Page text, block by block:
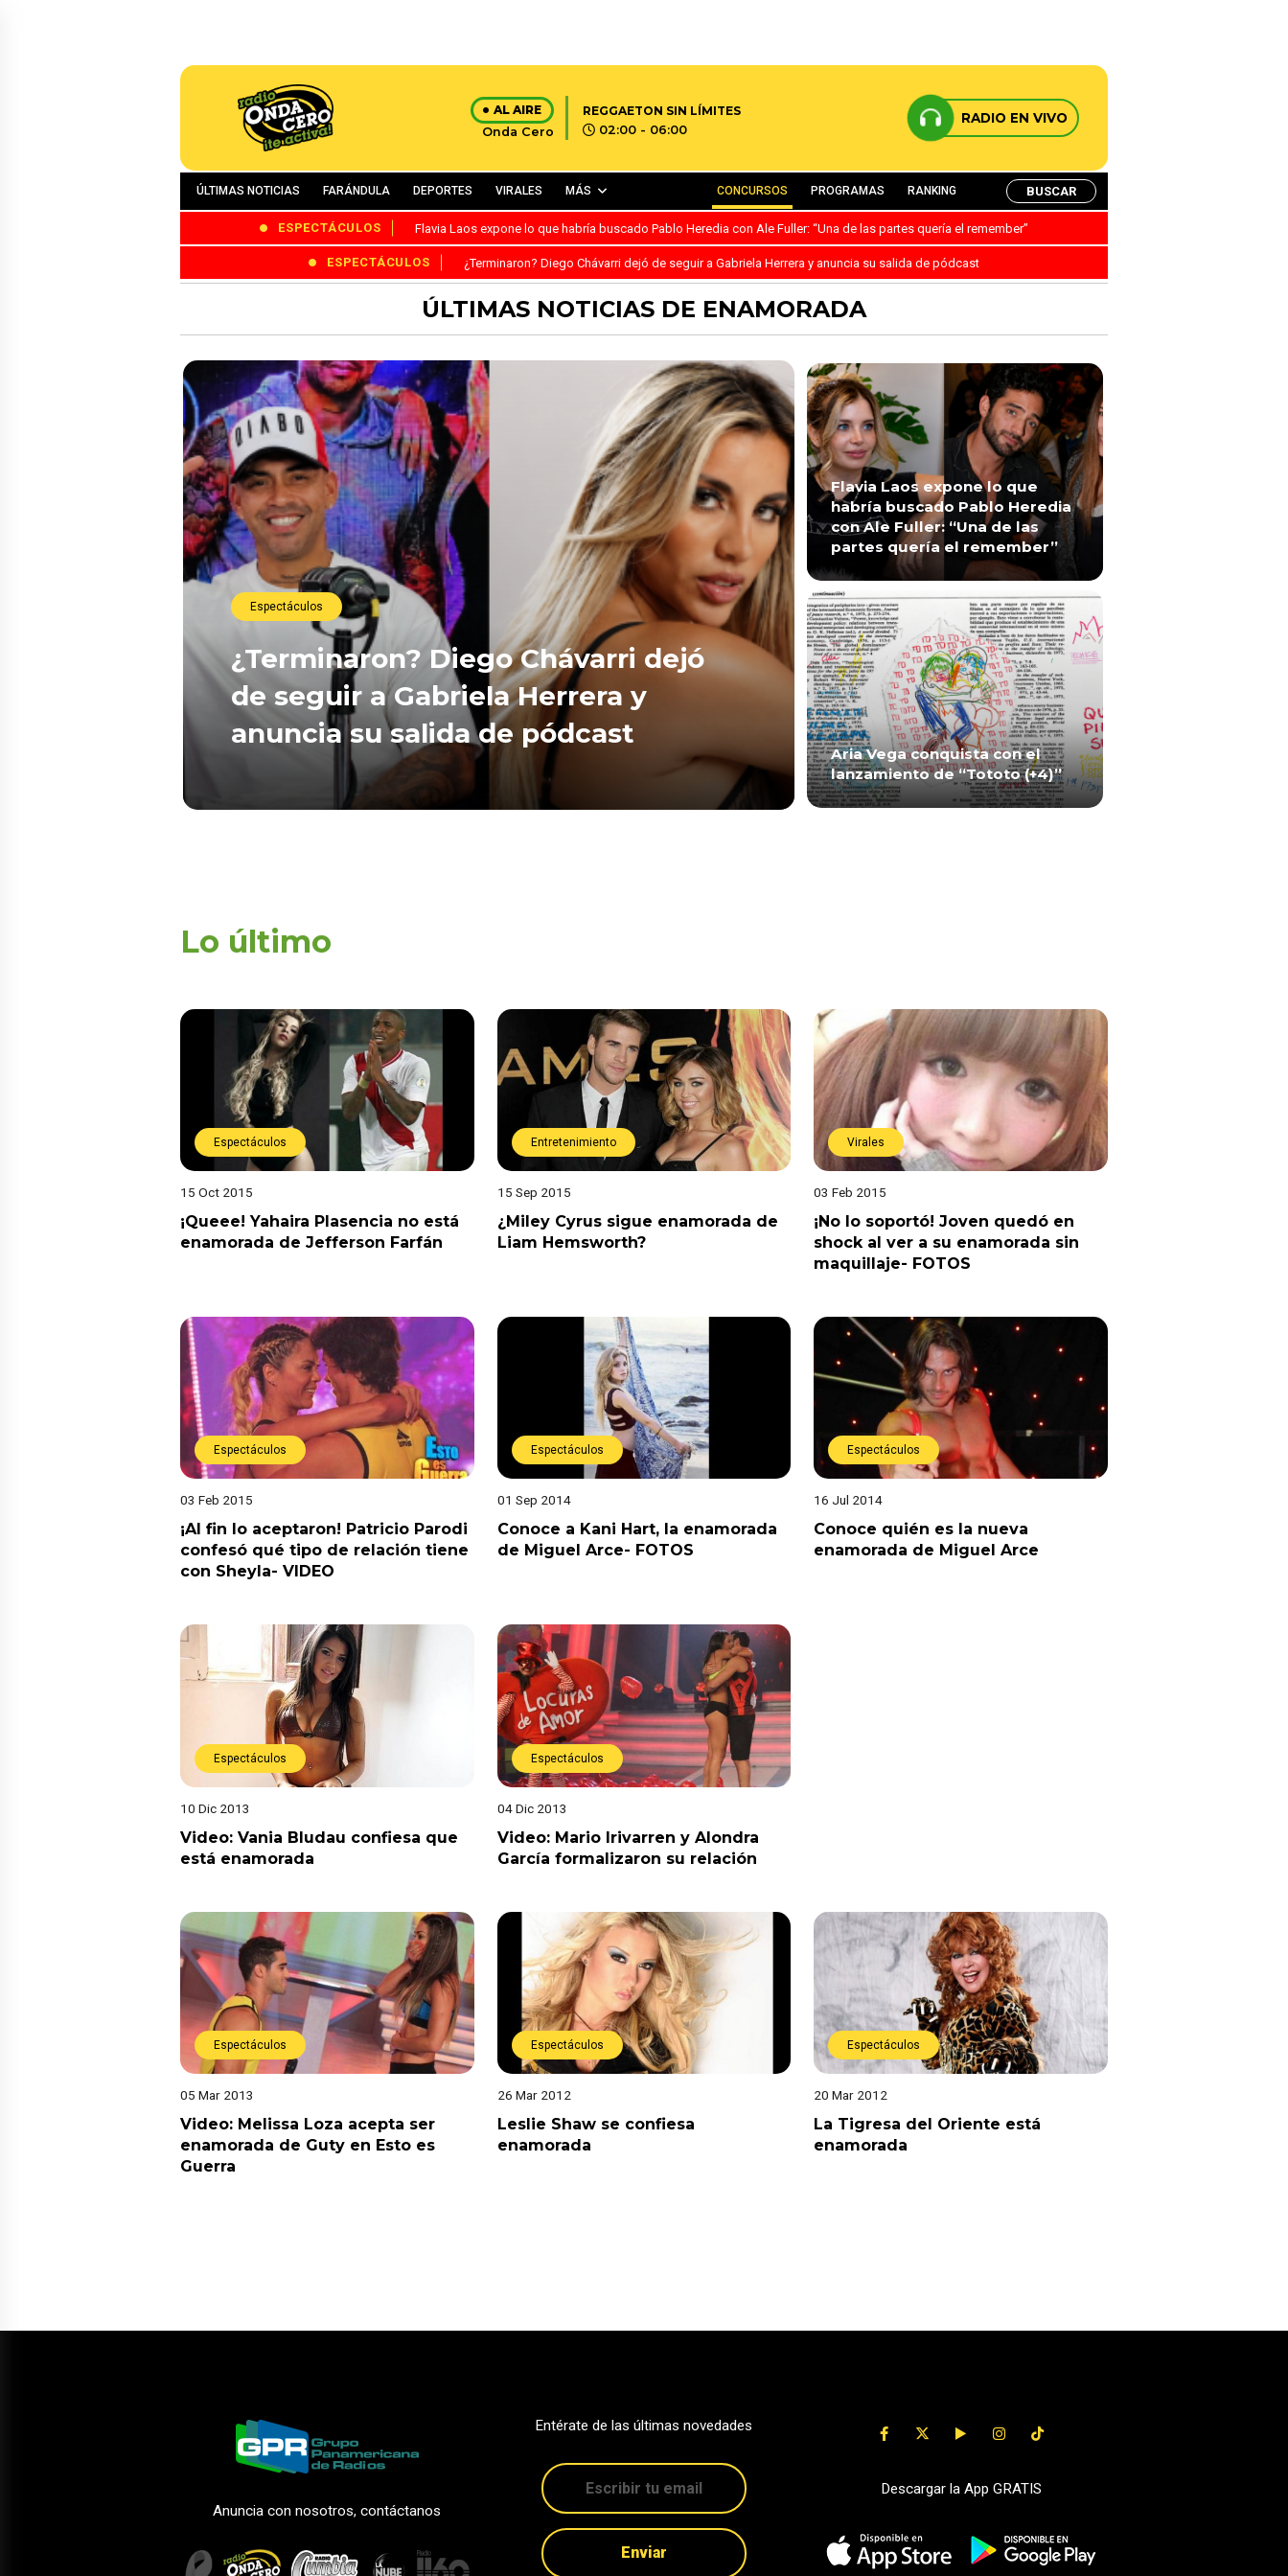
AL AIRE
Onda Cero
REGGAETON SIN LÍMITES
02:00 - 06:00
RADIO EN VIVO
ÚLTIMAS NOTICIAS FARÁNDULA DEPORTES VIRALES MÁS CONCURSOS PROGRAMAS RANKING BUSCAR
ESPECTÁCULOS Flavia Laos expone lo que habría buscado Pablo Heredia con Ale Fuller: “Una de las partes quería el remember”
ESPECTÁCULOS ¿Terminaron? Diego Chávarri dejó de seguir a Gabriela Herrera y anuncia su salida de pódcast
ÚLTIMAS NOTICIAS DE ENAMORADA
Espectáculos
¿Terminaron? Diego Chávarri dejó
de seguir a Gabriela Herrera y
anuncia su salida de pódcast
Flavia Laos expone lo que
habría buscado Pablo Heredia
con Ale Fuller: “Una de las
partes quería el remember”
Aria Vega conquista con el
lanzamiento de “Tototo (+4)”
Lo último
Espectáculos
15 Oct 2015
¡Queee! Yahaira Plasencia no está
enamorada de Jefferson Farfán
Entretenimiento
15 Sep 2015
¿Miley Cyrus sigue enamorada de
Liam Hemsworth?
Virales
03 Feb 2015
¡No lo soportó! Joven quedó en
shock al ver a su enamorada sin
maquillaje- FOTOS
Espectáculos
03 Feb 2015
¡Al fin lo aceptaron! Patricio Parodi
confesó qué tipo de relación tiene
con Sheyla- VIDEO
Espectáculos
01 Sep 2014
Conoce a Kani Hart, la enamorada
de Miguel Arce- FOTOS
Espectáculos
16 Jul 2014
Conoce quién es la nueva
enamorada de Miguel Arce
Espectáculos
10 Dic 2013
Video: Vania Bludau confiesa que
está enamorada
Espectáculos
04 Dic 2013
Video: Mario Irivarren y Alondra
García formalizaron su relación
Espectáculos
05 Mar 2013
Video: Melissa Loza acepta ser
enamorada de Guty en Esto es
Guerra
Espectáculos
26 Mar 2012
Leslie Shaw se confiesa
enamorada
Espectáculos
20 Mar 2012
La Tigresa del Oriente está
enamorada
Anuncia con nosotros, contáctanos
Entérate de las últimas novedades
Enviar
Descargar la App GRATIS